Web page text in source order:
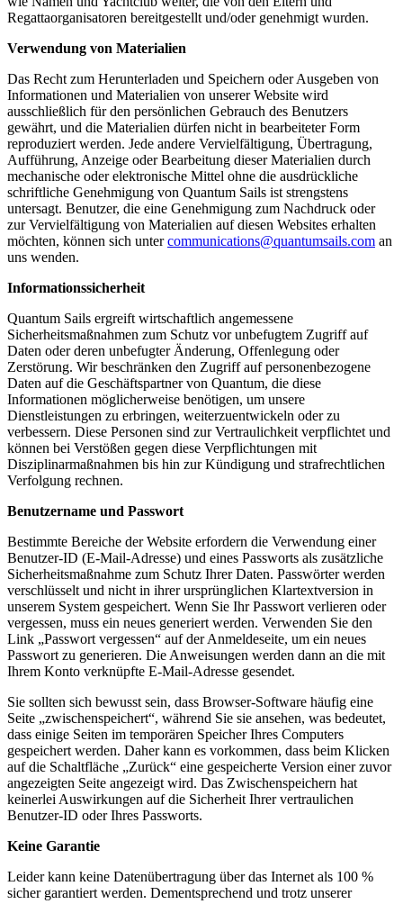
Regattaorganisatoren bereitgestellt und/oder genehmigt wurden.
Verwendung von Materialien
Das Recht zum Herunterladen und Speichern oder Ausgeben von
Informationen und Materialien von unserer Website wird
ausschließlich für den persönlichen Gebrauch des Benutzers
gewährt, und die Materialien dürfen nicht in bearbeiteter Form
reproduziert werden. Jede andere Vervielfältigung, Übertragung,
Aufführung, Anzeige oder Bearbeitung dieser Materialien durch
mechanische oder elektronische Mittel ohne die ausdrückliche
schriftliche Genehmigung von Quantum Sails ist strengstens
untersagt. Benutzer, die eine Genehmigung zum Nachdruck oder
zur Vervielfältigung von Materialien auf diesen Websites erhalten
möchten, können sich untercommunications@quantumsails.com an
uns wenden.
Informationssicherheit
Quantum Sails ergreift wirtschaftlich angemessene
Sicherheitsmaßnahmen zum Schutz vor unbefugtem Zugriff auf
Daten oder deren unbefugter Änderung, Offenlegung oder
Zerstörung. Wir beschränken den Zugriff auf personenbezogene
Daten auf die Geschäftspartner von Quantum, die diese
Informationen möglicherweise benötigen, um unsere
Dienstleistungen zu erbringen, weiterzuentwickeln oder zu
verbessern. Diese Personen sind zur Vertraulichkeit verpflichtet und
können bei Verstößen gegen diese Verpflichtungen mit
Disziplinarmaßnahmen bis hin zur Kündigung und strafrechtlichen
Verfolgung rechnen.
Benutzername und Passwort
Bestimmte Bereiche der Website erfordern die Verwendung einer
Benutzer-ID (E-Mail-Adresse) und eines Passworts als zusätzliche
Sicherheitsmaßnahme zum Schutz Ihrer Daten. Passwörter werden
verschlüsselt und nicht in ihrer ursprünglichen Klartextversion in
unserem System gespeichert. Wenn Sie Ihr Passwort verlieren oder
vergessen, muss ein neues generiert werden. Verwenden Sie den
Link „Passwort vergessen“ auf der Anmeldeseite, um ein neues
Passwort zu generieren. Die Anweisungen werden dann an die mit
Ihrem Konto verknüpfte E-Mail-Adresse gesendet.
Sie sollten sich bewusst sein, dass Browser-Software häufig eine
Seite „zwischenspeichert“, während Sie sie ansehen, was bedeutet,
dass einige Seiten im temporären Speicher Ihres Computers
gespeichert werden. Daher kann es vorkommen, dass beim Klicken
auf die Schaltfläche „Zurück“ eine gespeicherte Version einer zuvor
angezeigten Seite angezeigt wird. Das Zwischenspeichern hat
keinerlei Auswirkungen auf die Sicherheit Ihrer vertraulichen
Benutzer-ID oder Ihres Passworts.
Keine Garantie
Leider kann keine Datenübertragung über das Internet als 100 %
sicher garantiert werden. Dementsprechend und trotz unserer